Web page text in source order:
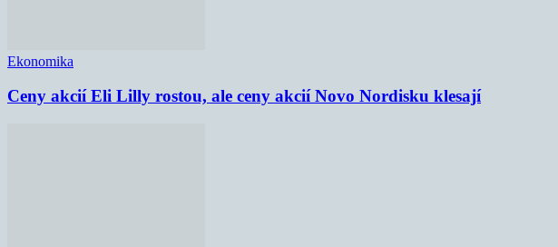
Ekonomika
Ceny akcií Eli Lilly rostou, ale ceny akcií Novo Nordisku klesají